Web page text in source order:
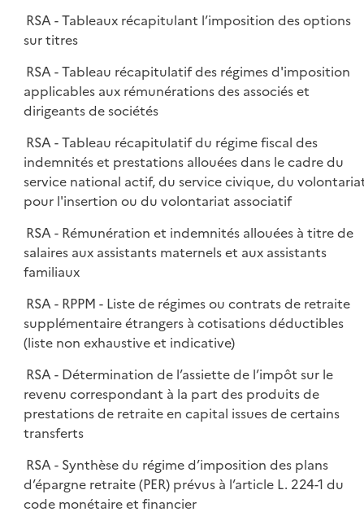
RSA - Tableaux récapitulant l’imposition des options
sur titres
RSA - Tableau récapitulatif des régimes d'imposition
applicables aux rémunérations des associés et
dirigeants de sociétés
RSA - Tableau récapitulatif du régime fiscal des
indemnités et prestations allouées dans le cadre du
service national actif, du service civique, du
pour l'insertion ou du volontariat associatif
RSA - Rémunération et indemnités allouées à titre de
salaires aux assistants maternels et aux assistants
familiaux
RSA - RPPM - Liste de régimes ou contrats de retraite
supplémentaire étrangers à cotisations déductibles
(liste non exhaustive et indicative)
RSA - Détermination de l’assiette de l’impôt sur le
revenu correspondant à la part des produits de
prestations de retraite en capital issues de certains
transferts
RSA - Synthèse du régime d’imposition des plans
d’épargne retraite (PER) prévus à l’article L. 224-1 du
code monétaire et financier